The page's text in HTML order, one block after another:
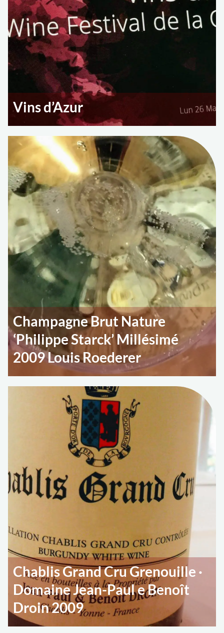
Vins d’Azur
Champagne Brut Nature
‘Philippe Starck’ Millésimé
2009 Louis Roederer
Chablis Grand Cru Grenouille ·
Domaine Jean-Paul e Benoît
Droin 2009